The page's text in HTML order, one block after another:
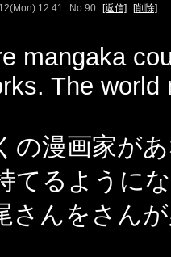
12:41 No.90 [返信] [削除]
mangaka
The
の漫画家が
てるように
さんをさん